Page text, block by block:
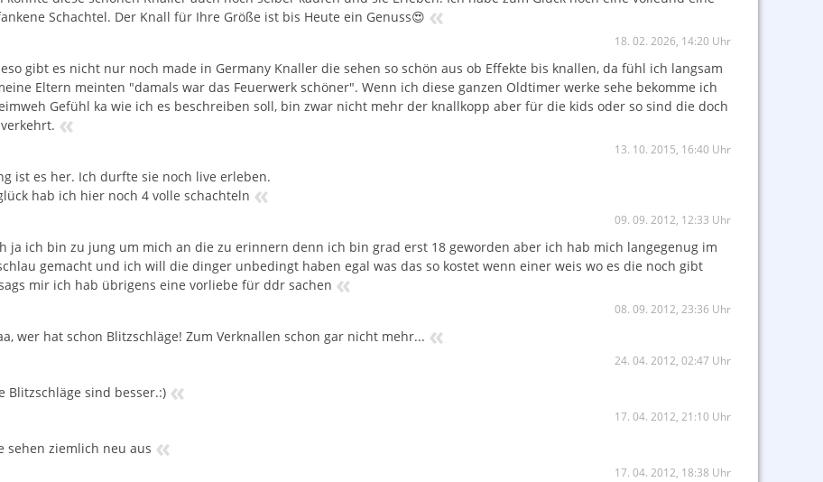
Schachtel. Der Knall für Ihre Größe ist bis Heute ein Genuss😍 «
18. 02. 2026, 14:20 Uhr
gibt es nicht nur noch made in Germany Knaller die sehen so schön aus ob Effekte bis knallen, da fühl ich langsam
Eltern meinten "damals war das Feuerwerk schöner". Wenn ich diese ganzen Oldtimer werke sehe bekomme ich
Gefühl ka wie ich es beschreiben soll, bin zwar nicht mehr der knallkopp aber für die kids oder so sind die doch
«
13. 10. 2015, 16:40 Uhr
ist es her. Ich durfte sie noch live erleben.
hab ich hier noch 4 volle schachteln «
09. 09. 2012, 12:33 Uhr
ja ich bin zu jung um mich an die zu erinnern denn ich bin grad erst 18 geworden aber ich hab mich langegenug im
gemacht und ich will die dinger unbedingt haben egal was das so kostet wenn einer weis wo es die noch gibt
mir ich hab übrigens eine vorliebe für ddr sachen «
08. 09. 2012, 23:36 Uhr
wer hat schon Blitzschläge! Zum Verknallen schon gar nicht mehr... «
24. 04. 2012, 02:47 Uhr
Blitzschläge sind besser.:) «
17. 04. 2012, 21:10 Uhr
sehen ziemlich neu aus «
17. 04. 2012, 18:38 Uhr